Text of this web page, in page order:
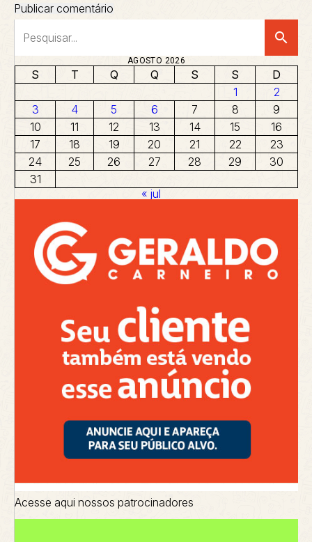
search
AGOSTO 2026
S T Q Q S S
D
1
2
3
4 5 6 7 8
9
10
11 12 13 14 15
16
17
18 19 20 21 22
23
24
25 26 27 28 29
30
31
« jul
Acesse aqui nossos patrocinadores